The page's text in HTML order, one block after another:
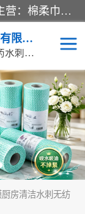
浙江富瑞森水刺无纺布股份有限公司主营：棉柔巾水刺无纺布、水刺布、水刺无纺布、膏药水刺无纺布、清洁抹布、湿巾、针刺无纺布、珍珠纹水刺无纺布、无纺布清洁抹布等产品。浙江富瑞森水刺无纺布股份有限公司积倡导由工程师全面负责生产工艺、产品质量检测的管理模式，通过ISO9001质量体系认证。
浙江富瑞森水刺无纺布股份有限公司
水刺无纺布，抹布、湿巾、膏药水刺无纺布、棉柔巾水刺无纺布、水刺布
房清洁水刺无纺
刺布
抹布
性产品
无纺布